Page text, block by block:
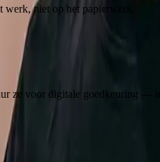
niet op het papierwerk.
ze voor digitale goedkeuring —